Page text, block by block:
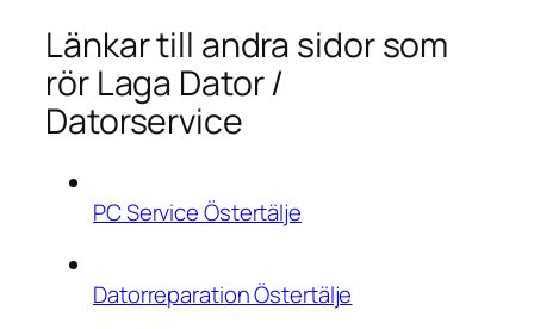
Länkar till andra sidor som
rör Laga Dator /
Datorservice
PC Service Östertälje
Datorreparation Östertälje